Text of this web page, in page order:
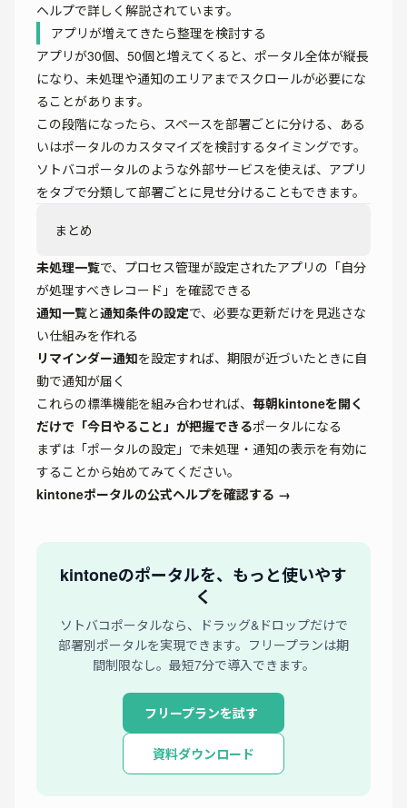
ヘルプで詳しく解説されています。
アプリが増えてきたら整理を検討する
アプリが30個、50個と増えてくると、ポータル全体が縦長
になり、未処理や通知のエリアまでスクロールが必要にな
ることがあります。
この段階になったら、 スペースを部署ごとに分ける、ある
いはポータルのカスタマイズを検討するタイミングです。
ソトバコポータルのような外部サービスを使えば、アプリ
をタブで分類して部署ごとに見せ分ける こともできます。
まとめ
未処理一覧で、プロセス管理が設定されたアプリの「自分
が処理すべきレコード」を確認できる
通知一覧と通知条件の設定で、必要な更新だけを見逃さな
い仕組みを作れる
リマインダー通知を設定すれば、期限が近づいたときに自
動で通知が届く
これらの標準機能を組み合わせれば、 毎朝kintoneを開く
だけで「今日やること」が把握できるポータルになる
まずは「ポータルの設定」で未処理・通知の表示を有効に
することから始めてみてください。
kintoneポータルの公式ヘルプを確認する →
kintoneのポータルを、もっと使いやす
く
ソトバコポータルなら、ドラッグ&ドロップだけで
部署別ポータルを実現できます。フリープランは期
間制限なし。最短7分で導入できます。
フリープランを試す
資料ダウンロード